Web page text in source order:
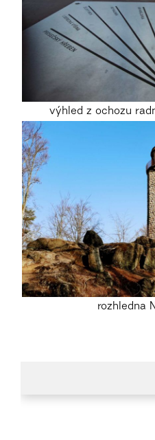
výhled z ochozu
rozhledna